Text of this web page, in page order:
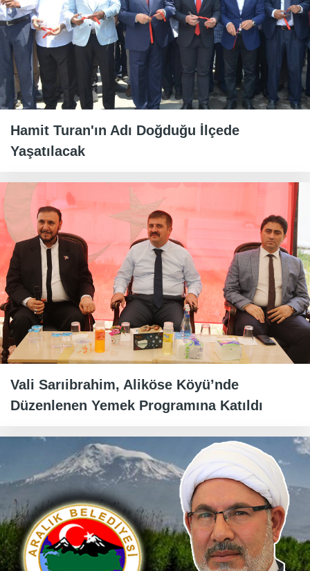
Hamit Turan'ın Adı Doğduğu İlçede
Yaşatılacak
Vali Sarıibrahim, Aliköse Köyü’nde
Düzenlenen Yemek Programına Katıldı